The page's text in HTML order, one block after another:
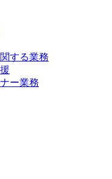
する業務
ー業務